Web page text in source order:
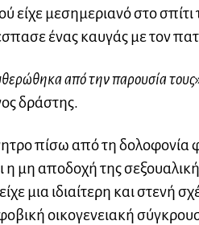
είχε μεσημεριανό στο σπίτι
ένας καυγάς με τον
από την παρουσία τους
δράστης.
πίσω από τη δολοφονία
μη αποδοχή της
μια ιδιαίτερη και στενή
οικογενειακή